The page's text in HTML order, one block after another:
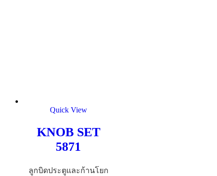
Quick View
KNOB SET
5871
ลูกบิดประตูและก้านโยก